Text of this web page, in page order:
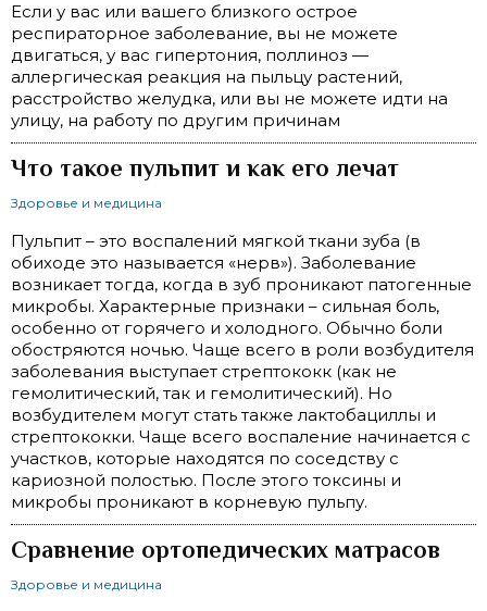
Если у вас или вашего близкого острое
респираторное заболевание, вы не можете
двигаться, у вас гипертония, поллиноз —
аллергическая реакция на пыльцу растений,
расстройство желудка, или вы не можете идти на
улицу, на работу по другим причинам
Что такое пульпит и как его лечат
Здоровье и медицина
Пульпит – это воспалений мягкой ткани зуба (в
обиходе это называется «нерв»). Заболевание
возникает тогда, когда в зуб проникают патогенные
микробы. Характерные признаки – сильная боль,
особенно от горячего и холодного. Обычно боли
обостряются ночью. Чаще всего в роли возбудителя
заболевания выступает стрептококк (как не
гемолитический, так и гемолитический). Но
возбудителем могут стать также лактобациллы и
стрептококки. Чаще всего воспаление начинается с
участков, которые находятся по соседству с
кариозной полостью. После этого токсины и
микробы проникают в корневую пульпу.
Сравнение ортопедических матрасов
Здоровье и медицина